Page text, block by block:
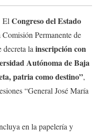
El Congreso del Estado
Permanente de
decreta la inscripción con
Autónoma de Baja
patria como destino”,
“General José María
en la papelería y